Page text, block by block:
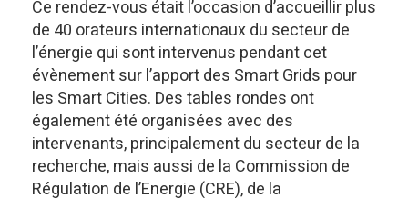
Ce rendez-vous était l’occasion d’accueillir plus
de 40 orateurs internationaux du secteur de
l’énergie qui sont intervenus pendant cet
évènement sur l’apport des Smart Grids pour
les Smart Cities. Des tables rondes ont
également été organisées avec des
intervenants, principalement du secteur de la
recherche, mais aussi de la Commission de
Régulation de l’Energie (CRE), de la